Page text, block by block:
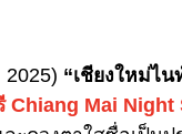
“เชียงใหม่ไ
Chiang Mai Night